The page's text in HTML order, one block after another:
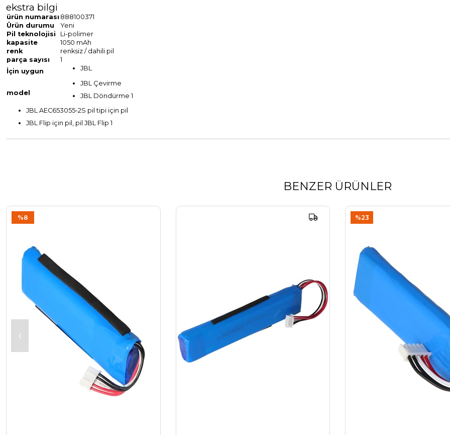
ekstra bilgi
ürün numarası 888100371
Ürün durumu
Yeni
Pil teknolojisi
Li-polimer
kapasite
1050 mAh
renk
renksiz / dahili pil
parça sayısı
1
İçin uygun
JBL
model
JBL Çevirme
JBL Döndürme 1
JBL AEC653055-2S pil tipi için pil
JBL Flip için pil, pil JBL Flip 1
BENZER ÜRÜNLER
%8 %23